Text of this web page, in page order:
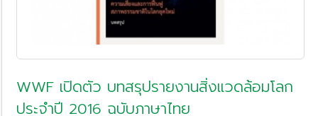
WWF เปิดตัว บทสรุปรายงานสิ่งแวดล้อมโลก
ประจำปี 2016 ฉบับภาษาไทย